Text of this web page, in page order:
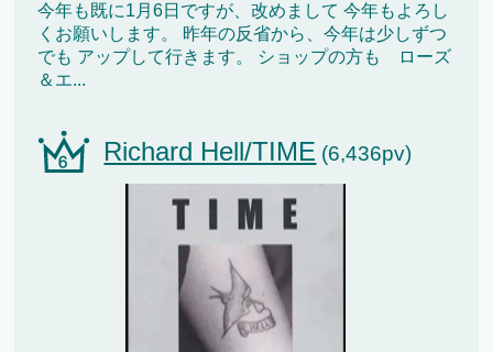
今年も既に1月6日ですが、改めまして 今年もよろし
くお願いします。 昨年の反省から、今年は少しずつ
でも アップして行きます。 ショップの方も ローズ
＆エ...
Richard Hell/TIME (6,436pv)